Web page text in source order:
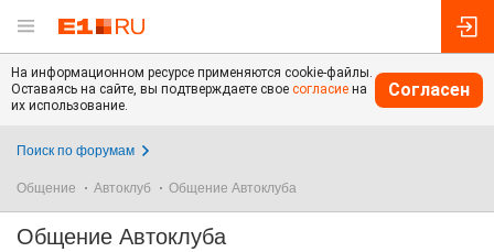
На информационном ресурсе применяются cookie-файлы.
Оставаясь на сайте, вы подтверждаете свое согласие на
их использование.
Согласен
Поиск по форумам
Общение Автоклуб Общение Автоклуба
Общение Автоклуба